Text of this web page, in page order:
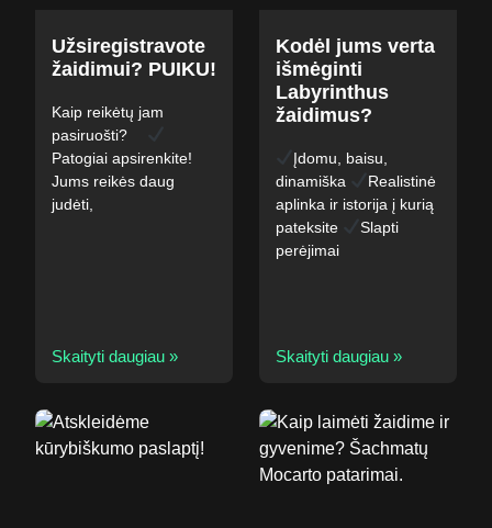
Užsiregistravote
žaidimui? PUIKU!
Kaip reikėtų jam
pasiruošti? ⠀
Patogiai apsirenkite!
Jums reikės daug
judėti,
Skaityti daugiau »
Kodėl jums verta
išmėginti
Labyrinthus
žaidimus?
Įdomu, baisu,
dinamiška
Realistinė
aplinka ir istorija į kurią
pateksite
Slapti
perėjimai
Skaityti daugiau »